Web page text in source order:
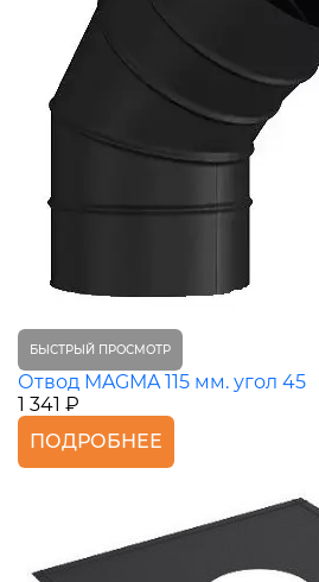
БЫСТРЫЙ ПРОСМОТР
Отвод MAGMA 115 мм. угол 45
1 341 ₽
ПОДРОБНЕЕ